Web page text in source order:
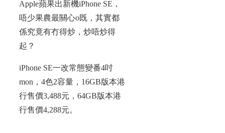
Apple蘋果出新機iPhone SE，
唔少果農最關心o既，其實都
係究竟有冇得炒，炒唔炒得
起？
iPhone SE一改常態變番4吋
mon，4色2容量，16GB版本港
行售價3,488元，64GB版本港
行售價4,288元。